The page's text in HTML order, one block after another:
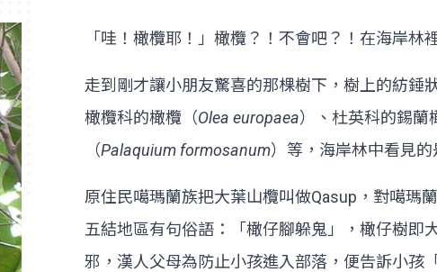
「哇！橄欖耶！」橄欖？！不會吧？！在海岸林
走到剛才讓小朋友驚喜的那棵樹下，樹上的紡錘
橄欖科的橄欖（Olea europaea）、杜英科的錫蘭
（Palaquium formosanum）等，海岸林中看見
原住民噶瑪蘭族把大葉山欖叫做Qasup，對噶瑪
五結地區有句俗語：「橄仔腳躲鬼」，橄仔樹即
邪，漢人父母為防止小孩進入部落，便告訴小孩